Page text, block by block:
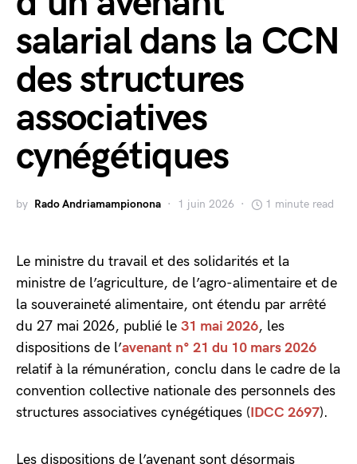
salarial dans la CCN
des structures
associatives
cynégétiques
by Rado Andriamampionona 1 juin 2026 1 minute read
Le ministre du travail et des solidarités et la
ministre de l’agriculture, de l’agro-alimentaire et de
la souveraineté alimentaire, ont étendu par arrêté
du 27 mai 2026, publié le 31 mai 2026, les
dispositions de l’avenant n° 21 du 10 mars 2026
relatif à la rémunération, conclu dans le cadre de la
convention collective nationale des personnels des
structures associatives cynégétiques (IDCC 2697).
Les dispositions de l’avenant sont désormais